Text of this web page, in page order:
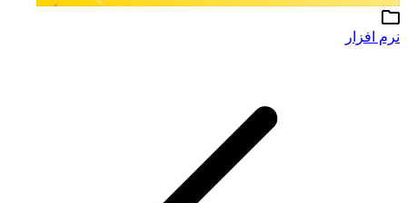
نرم افزار